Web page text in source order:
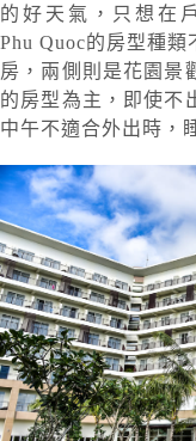
的好天氣，只想在
Phu Quoc的房型種
房，兩側則是花園景
的房型為主，即使不
中午不適合外出時，